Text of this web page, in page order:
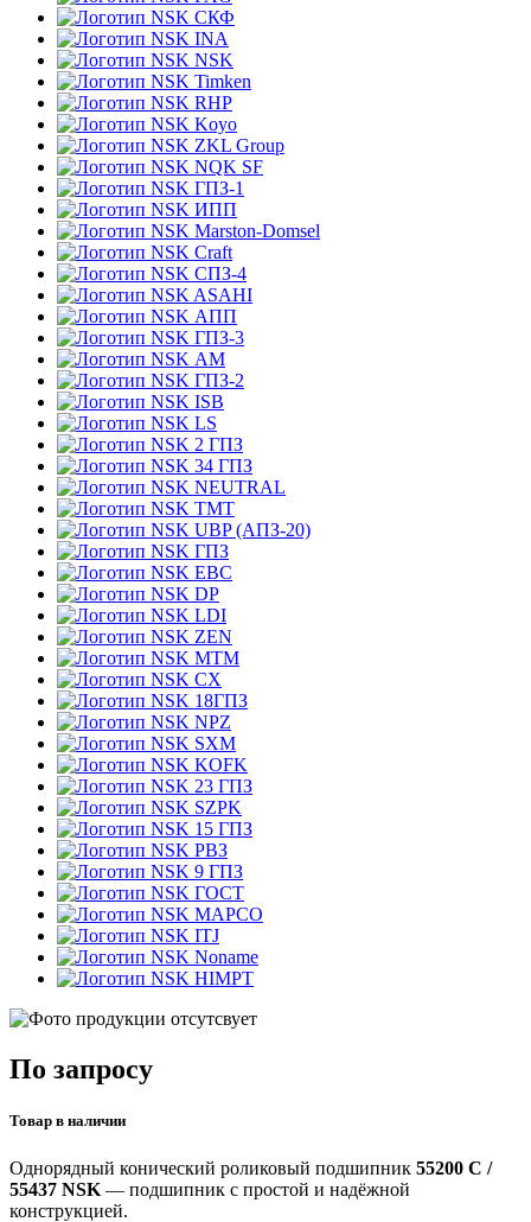
СКФ
INA
NSK
Timken
RHP
Koyo
ZKL Group
NQK SF
ГПЗ-1
ИПП
Marston-Domsel
Craft
СПЗ-4
ASAHI
АПП
ГПЗ-3
АМ
ГПЗ-2
ISB
LS
2 ГПЗ
34 ГПЗ
NEUTRAL
TMT
UBP (АПЗ-20)
ГПЗ
EBC
DP
LDI
ZEN
MTM
CX
18ГПЗ
NPZ
SXM
KOFK
23 ГПЗ
SZPK
15 ГПЗ
РВЗ
9 ГПЗ
ГОСТ
MAPCO
ITJ
Noname
HIMPT
По запросу
Товар в наличии
Однорядный конический роликовый подшипник 55200 C /
55437 NSK — подшипник с простой и надёжной
конструкцией.